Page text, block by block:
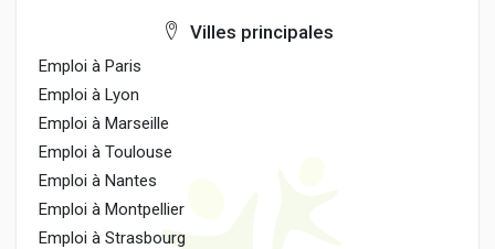
Villes principales
Emploi à Paris
Emploi à Lyon
Emploi à Marseille
Emploi à Toulouse
Emploi à Nantes
Emploi à Montpellier
Emploi à Strasbourg